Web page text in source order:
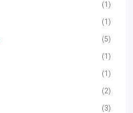
(1)
(1)
(5)
(1)
(1)
(2)
(3)